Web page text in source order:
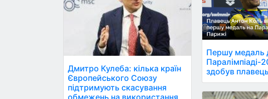
Дмитро Кулеба: кілька країн
Європейського Союзу
підтримують скасування
обмежень на використання
Першу медаль
Паралімпіаді-
здобув